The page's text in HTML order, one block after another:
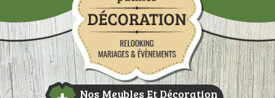
Nos Meubles Et Décoration